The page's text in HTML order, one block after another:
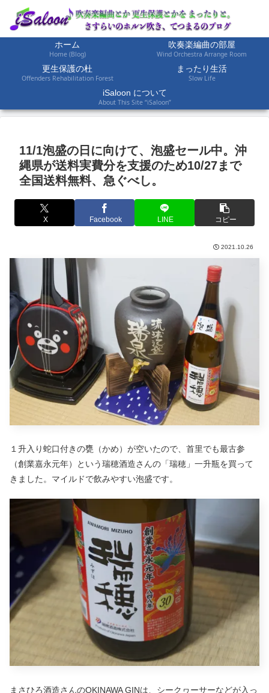
ホーム
Home (Blog)
吹奏楽編曲の部屋
Wind Orchestra Arrange Room
更生保護の杜
Offenders Rehabilitation Forest
まったり生活
Slow Life
iSaloon について
About This Site “iSaloon”
11/1泡盛の日に向けて、泡盛セール中。沖
縄県が送料実費分を支援のため10/27まで
全国送料無料、急ぐべし。
X Facebook LINE コピー
2021.10.26
１升入り蛇口付きの甕（かめ）が空いたので、首里でも最古参
（創業嘉永元年）という瑞穂酒造さんの「瑞穂」一升瓶を買って
きました。マイルドで飲みやすい泡盛です。
まさひろ酒造さんのOKINAWA GINは、シークヮーサーなどが入っ